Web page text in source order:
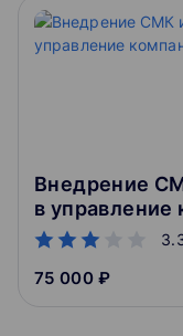
Внедрение
в
75 000 ₽